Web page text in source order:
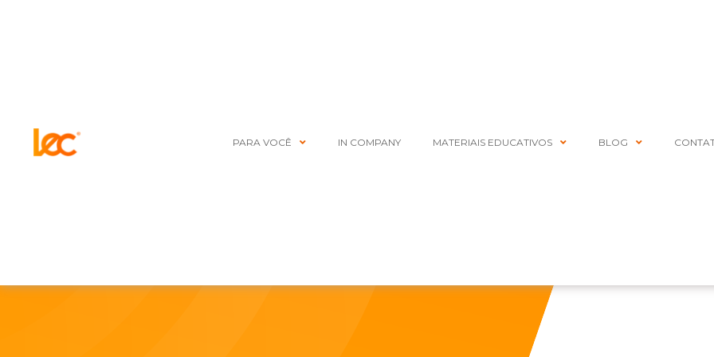
PARA VOCÊ IN COMPANY MATERIAIS EDUCATIVOS BLOG